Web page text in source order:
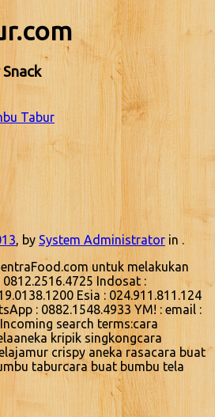
Tabur
, by System Administrator in .
untuk melakukan
Indosat :
Esia : 024.911.811.124
: 0882.1548.4933 YM! : email :
search terms:cara
kripik singkongcara
crispy aneka rasacara buat
taburcara buat bumbu tela